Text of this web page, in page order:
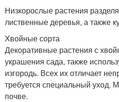
Низкорослые растения
лиственные деревья, а также
Хвойные сорта
Декоративные растения с
украшения сада, также
изгородь. Всех их отличает
требуется специальный уход.
почве.